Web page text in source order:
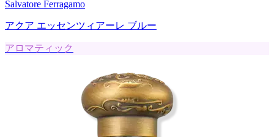
Salvatore Ferragamo
アクア エッセンツィアーレ ブルー
アロマティック